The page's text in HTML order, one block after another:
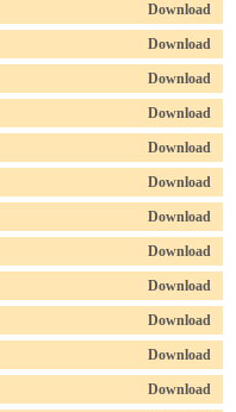
Download
Download
Download
Download
Download
Download
Download
Download
Download
Download
Download
Download